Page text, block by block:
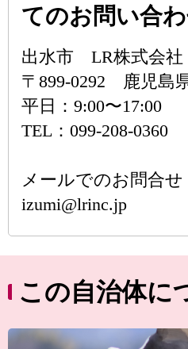
てのお問い合
出水市 LR株式会社
〒899-0292 鹿児島
平日：9:00〜17:00
TEL：099-208-0360
メールでのお問合せ
izumi@lrinc.jp
この自治体に